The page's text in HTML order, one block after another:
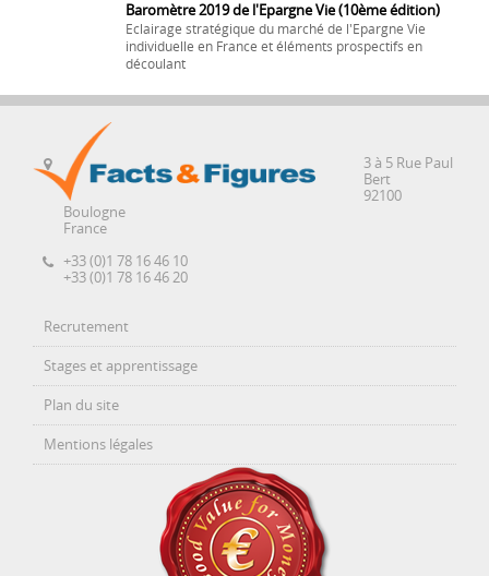
Baromètre 2019 de l'Epargne Vie (10ème édition)
Eclairage stratégique du marché de l'Epargne Vie
individuelle en France et éléments prospectifs en
découlant
3 à 5 Rue Paul
Bert
92100
Boulogne
France
+33 (0)1 78 16 46 10
+33 (0)1 78 16 46 20
Recrutement
Stages et apprentissage
Plan du site
Mentions légales